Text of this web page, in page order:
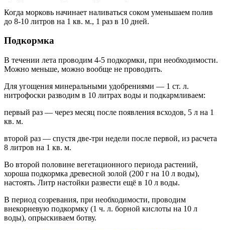
Когда морковь начинает наливаться соком уменьшаем полив
до 8-10 литров на 1 кв. м., 1 раз в 10 дней.
Подкормка
В течении лета проводим 4-5 подкормки, при необходимости.
Можно меньше, можно вообще не проводить.
Для угощения минеральными удобрениями — 1 ст. л.
нитрофоски разводим в 10 литрах воды и подкармливаем:
первый раз — через месяц после появления всходов, 5 л на 1
кв. м.
второй раз — спустя две-три недели после первой, из расчета
8 литров на 1 кв. м.
Во второй половине вегетационного периода растений,
хороша подкормка древесной золой (200 г на 10 л воды),
настоять. Литр настойки развести ещё в 10 л воды.
В период созревания, при необходимости, проводим
внекорневую подкормку (1 ч. л. борной кислоты на 10 л
воды), опрыскиваем ботву.